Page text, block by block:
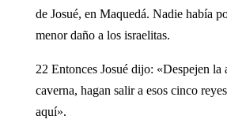
de Josué, en Maquedá. Nadie había
menor daño a los israelitas.
22 Entonces Josué dijo: «Despejen la
caverna, hagan salir a esos cinco
aquí».